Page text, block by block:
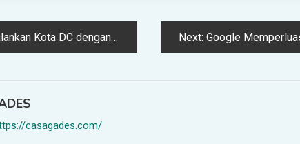
Tenang—dan Mungkin Kampung Halaman Anda Next: Google Memperluas Pelacakan
casagades.com/